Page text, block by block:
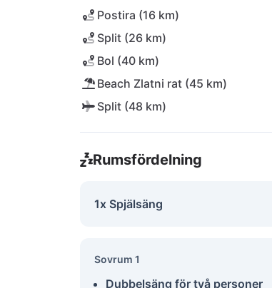
Postira (16 km)
Split (26 km)
Bol (40 km)
Beach Zlatni rat (45 km)
Split (48 km)
Rumsfördelning
1x Spjälsäng
Sovrum 1
Dubbelsäng för två personer